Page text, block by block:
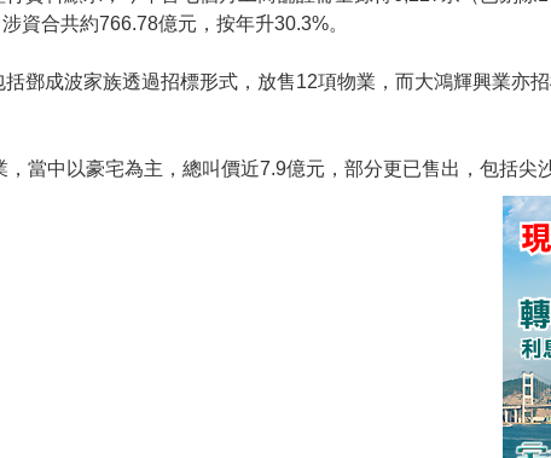
資合共約766.78億元，按年升30.3%。
鄧成波家族透過招標形式，放售12項物業，而大鴻輝興業亦
當中以豪宅為主，總叫價近7.9億元，部分更已售出，包括尖